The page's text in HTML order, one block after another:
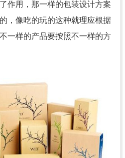
作用，那一样的包装设计方案
，像吃的玩的这种就理应根据
一样的产品要按照不一样的方